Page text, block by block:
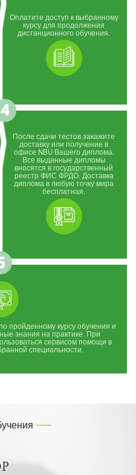
Оплатите доступ к выбранному
курсу для продолжения
дистанционного обучения.
После сдачи тестов закажите
доставку или получение в
офисе NBU Вашего диплома.
Все выданные дипломы
вносятся в государственный
реестр ФИС ФРДО. Доставка
диплома в любую точку мира
бесплатная.
пройденному курсу обучения и
знания на практике. При
сервисом помощи в
специальности.